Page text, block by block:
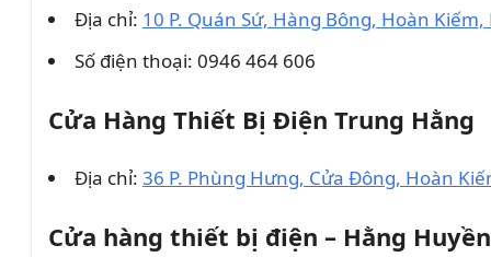
Địa chỉ: 10 P. Quán Sứ, Hàng Bông, Hoàn Kiếm,
Số điện thoại: 0946 464 606
Cửa Hàng Thiết Bị Điện Trung Hằng
Địa chỉ: 36 P. Phùng Hưng, Cửa Đông, Hoàn
Cửa hàng thiết bị điện – Hằng Huyền